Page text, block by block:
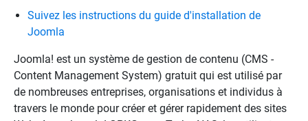
Suivez les instructions du guide d'installation de
Joomla
Joomla! est un système de gestion de contenu (CMS -
Content Management System) gratuit qui est utilisé par
de nombreuses entreprises, organisations et individus à
travers le monde pour créer et gérer rapidement des sites